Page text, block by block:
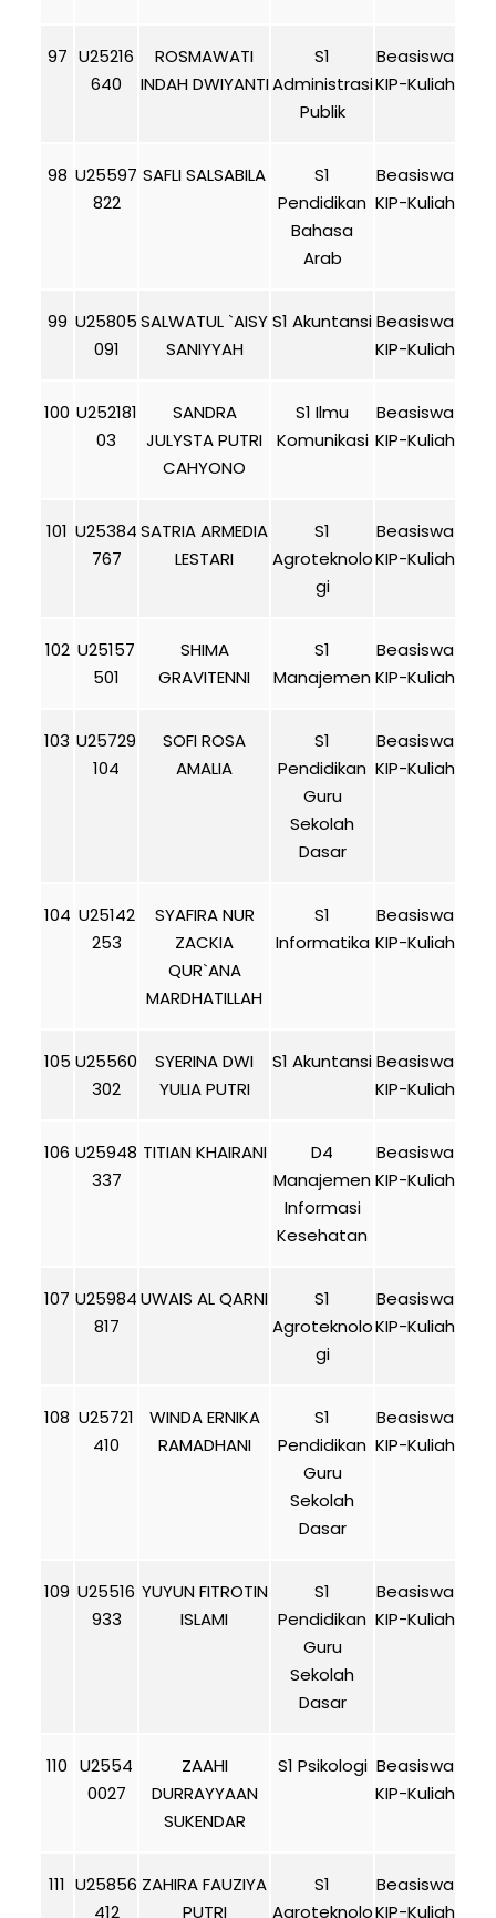
97 U25216
640
ROSMAWATI
INDAH DWIYANTI
S1
Administrasi
Publik
Beasiswa
KIP-Kuliah
98 U25597
822
SAFLI SALSABILA
S1
Pendidikan
Bahasa
Arab
Beasiswa
KIP-Kuliah
99 U25805
091
SALWATUL `AISY
SANIYYAH
S1 AkuntansiBeasiswa
KIP-Kuliah
100 U252181
03
SANDRA
JULYSTA PUTRI
CAHYONO
S1 Ilmu
Komunikasi
Beasiswa
KIP-Kuliah
101 U25384
767
SATRIA ARMEDIA
LESTARI
S1
Agroteknolo
gi
Beasiswa
KIP-Kuliah
102 U25157
501
SHIMA
GRAVITENNI
S1
Manajemen
Beasiswa
KIP-Kuliah
103 U25729
104
SOFI ROSA
AMALIA
S1
Pendidikan
Guru
Sekolah
Dasar
Beasiswa
KIP-Kuliah
104 U25142
253
SYAFIRA NUR
ZACKIA
QUR`ANA
MARDHATILLAH
S1
Informatika
Beasiswa
KIP-Kuliah
105 U25560
302
SYERINA DWI
YULIA PUTRI
S1 AkuntansiBeasiswa
KIP-Kuliah
106 U25948
337
TITIAN KHAIRANI
D4
Manajemen
Informasi
Kesehatan
Beasiswa
KIP-Kuliah
107 U25984
817
UWAIS AL QARNI
S1
Agroteknolo
gi
Beasiswa
KIP-Kuliah
108 U25721
410
WINDA ERNIKA
RAMADHANI
S1
Pendidikan
Guru
Sekolah
Dasar
Beasiswa
KIP-Kuliah
109 U25516
933
YUYUN FITROTIN
ISLAMI
S1
Pendidikan
Guru
Sekolah
Dasar
Beasiswa
KIP-Kuliah
110 U2554
0027
ZAAHI
DURRAYYAAN
SUKENDAR
S1 Psikologi Beasiswa
KIP-Kuliah
111 U25856
412
ZAHIRA FAUZIYA
PUTRI
S1
Agroteknolo
Beasiswa
KIP-Kuliah